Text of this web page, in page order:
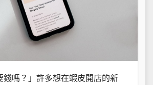
錢嗎？」許多想在蝦皮開店的新